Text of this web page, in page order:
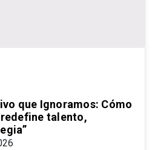
que Ignoramos: Cómo
talento,